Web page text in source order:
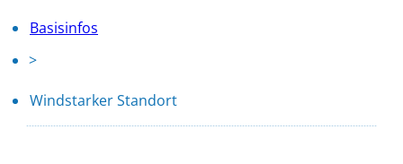
Basisinfos
>
Windstarker Standort